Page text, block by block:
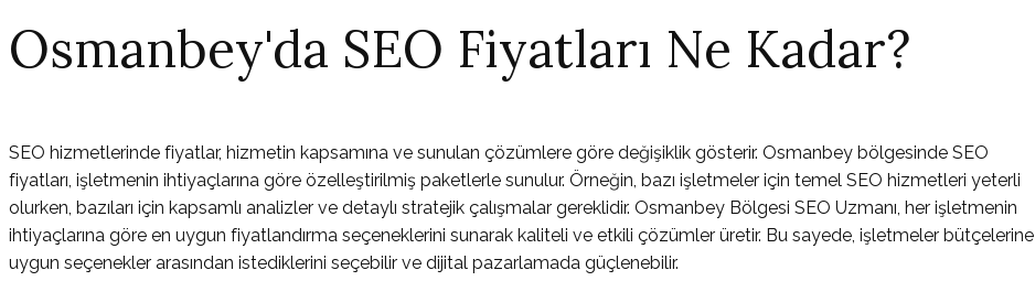
Osmanbey'da SEO Fiyatları Ne Kadar?
SEO hizmetlerinde fiyatlar, hizmetin kapsamına ve sunulan çözümlere göre değişiklik gösterir. Osmanbey bölgesinde SEO
fiyatları, işletmenin ihtiyaçlarına göre özelleştirilmiş paketlerle sunulur. Örneğin, bazı işletmeler için temel SEO hizmetleri yeterli
olurken, bazıları için kapsamlı analizler ve detaylı stratejik çalışmalar gereklidir. Osmanbey Bölgesi SEO Uzmanı, her işletmenin
ihtiyaçlarına göre en uygun fiyatlandırma seçeneklerini sunarak kaliteli ve etkili çözümler üretir. Bu sayede, işletmeler bütçelerine
uygun seçenekler arasından istediklerini seçebilir ve dijital pazarlamada güçlenebilir.